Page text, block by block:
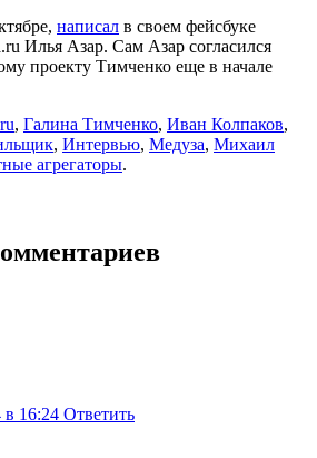
написал в своем фейсбуке
Илья Азар. Сам Азар согласился
проекту Тимченко еще в начале
, Галина Тимченко, Иван Колпаков,
, Интервью, Медуза, Михаил
агрегаторы.
в 16:24 Ответить